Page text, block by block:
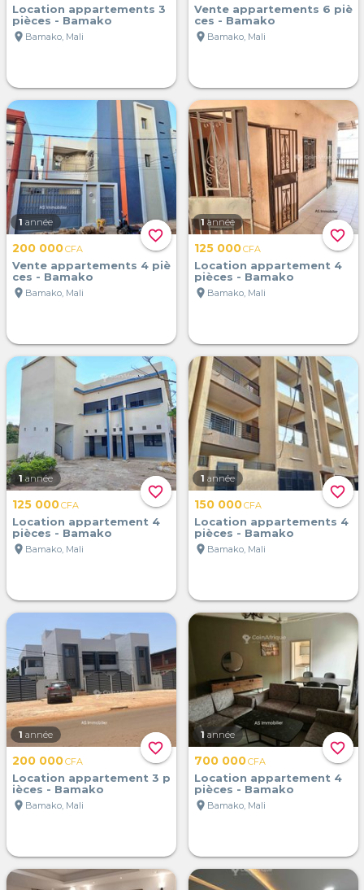
Location appartements 3
pièces - Bamako
location_on Bamako, Mali
Vente appartements 6 piè
ces - Bamako
location_on Bamako, Mali
favorite_border
1 année
200 000CFA
Vente appartements 4 piè
ces - Bamako
location_on Bamako, Mali
favorite_border
1 année
125 000CFA
Location appartement 4
pièces - Bamako
location_on Bamako, Mali
favorite_border
1 année
125 000CFA
Location appartement 4
pièces - Bamako
location_on Bamako, Mali
favorite_border
1 année
150 000CFA
Location appartements 4
pièces - Bamako
location_on Bamako, Mali
favorite_border
1 année
200 000CFA
Location appartement 3 p
ièces - Bamako
location_on Bamako, Mali
favorite_border
1 année
700 000CFA
Location appartement 4
pièces - Bamako
location_on Bamako, Mali